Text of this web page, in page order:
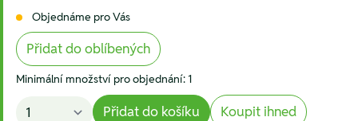
Objednáme pro Vás
Přidat do oblíbených
Minimální množství pro objednání: 1
Přidat do košíku Koupit ihned